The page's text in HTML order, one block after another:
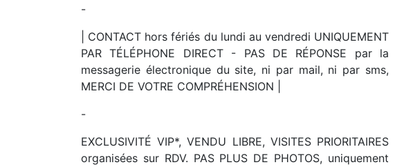
-
| CONTACT hors fériés du lundi au vendredi UNIQUEMENT
PAR TÉLÉPHONE DIRECT - PAS DE RÉPONSE par la
messagerie électronique du site, ni par mail, ni par sms,
MERCI DE VOTRE COMPRÉHENSION |
-
EXCLUSIVITÉ VIP*, VENDU LIBRE, VISITES PRIORITAIRES
organisées sur RDV. PAS PLUS DE PHOTOS, uniquement